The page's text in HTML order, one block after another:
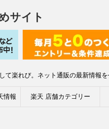
サイト
て楽れび。ネット通販の最新情報
情報 楽天 店舗カテゴリー